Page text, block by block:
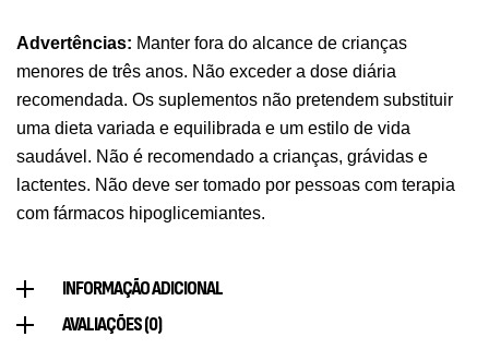
Advertências: Manter fora do alcance de crianças
menores de três anos. Não exceder a dose diária
recomendada. Os suplementos não pretendem substituir
uma dieta variada e equilibrada e um estilo de vida
saudável. Não é recomendado a crianças, grávidas e
lactentes. Não deve ser tomado por pessoas com terapia
com fármacos hipoglicemiantes.
INFORMAÇÃO ADICIONAL
AVALIAÇÕES (0)
Triple Magnesium + B6 P-5-P 90 Cápsulas
Ostrovit
9,50€
Vitamin D3 + K2 90 Comprimidos Ostrovit
Saúde Óssea,Suplementos
Magnesium + Potassium 20 Comprimidos
Efervescentes Ostrovit